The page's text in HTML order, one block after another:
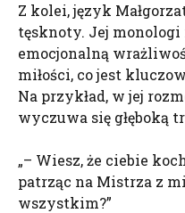
Z kolei, język
tęsknoty. Jej
emocjonalną
miłości, co jest
Na przykład, w jej
wyczuwa się głęboką
„– Wiesz, że ciebie
patrząc na Mistrza z
wszystkim?”